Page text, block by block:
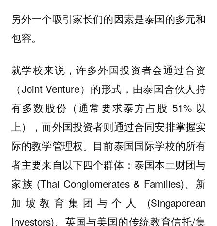
另外一个吸引家长们的因素是泰国的多元和
包容。
就学校来说，许多外国投资者会通过合资
（Joint Venture）的形式，由泰国合伙人持
有多数股份（通常要求泰方占股 51% 以
上），而外国投资者则通过合同安排掌握实
际的教学管理权。目前泰国国际学校的所有
者主要来自以下四个群体：泰国本土财团与
家族 (Thai Conglomerates & Families)、新
加坡教育集团与个人 (Singaporean
Investors)、英国与美国的传统教育信托/集